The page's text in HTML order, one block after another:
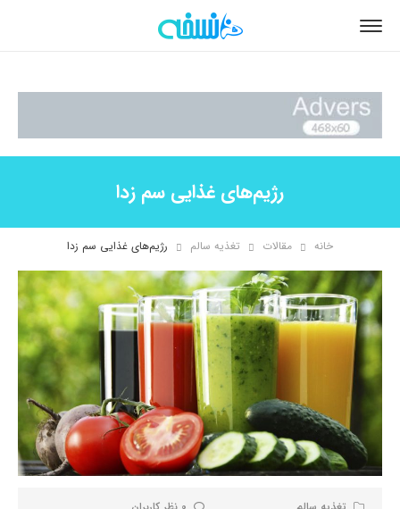
رژیم‌های غذایی سم‌ زدا
خانه مقالات تغذیه سالم رژیم‌های غذایی سم‌ زدا